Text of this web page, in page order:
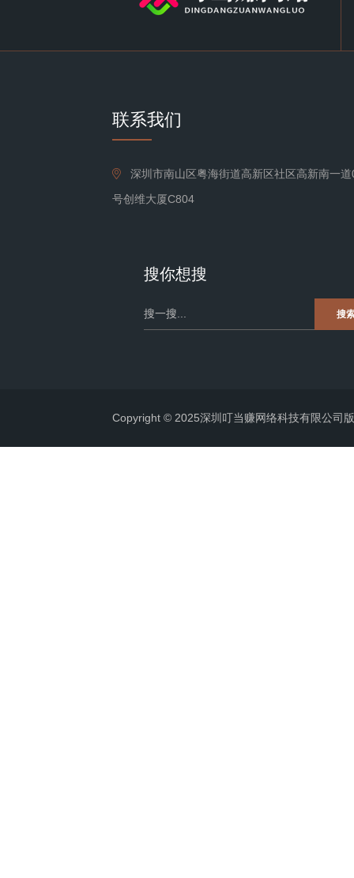
联系我们
深圳市南山区粤海街道高新区社区高新南一
号创维大厦C804
搜你想搜
搜
Copyright © 2025深圳叮当赚网络科技有限公司